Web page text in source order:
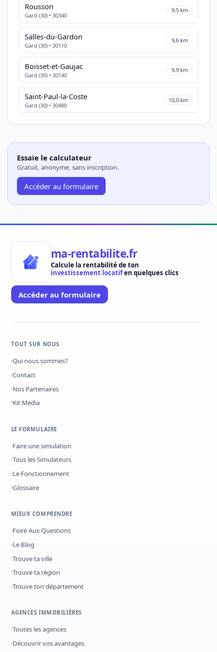
Rousson
Gard (30) • 30340
9,5 km
Salles-du-Gardon
Gard (30) • 30110
9,6 km
Boisset-et-Gaujac
Gard (30) • 30140
9,9 km
Saint-Paul-la-Coste
Gard (30) • 30480
10,0 km
Essaie le calculateur
Gratuit, anonyme, sans inscription.
Accéder au formulaire
ma-rentabilite.fr
Calcule la rentabilité de ton
investissement locatifen quelques clics
Accéder au formulaire
TOUT SUR NOUS
Qui nous sommes?
Contact
Nos Partenaires
Kit Media
LE FORMULAIRE
Faire une simulation
Tous les Simulateurs
Le Fonctionnement
Glossaire
MIEUX COMPRENDRE
Foire Aux Questions
Le Blog
Trouve ta ville
Trouve ta région
Trouve ton département
AGENCES IMMOBILIÈRES
Toutes les agences
Découvrir vos avantages